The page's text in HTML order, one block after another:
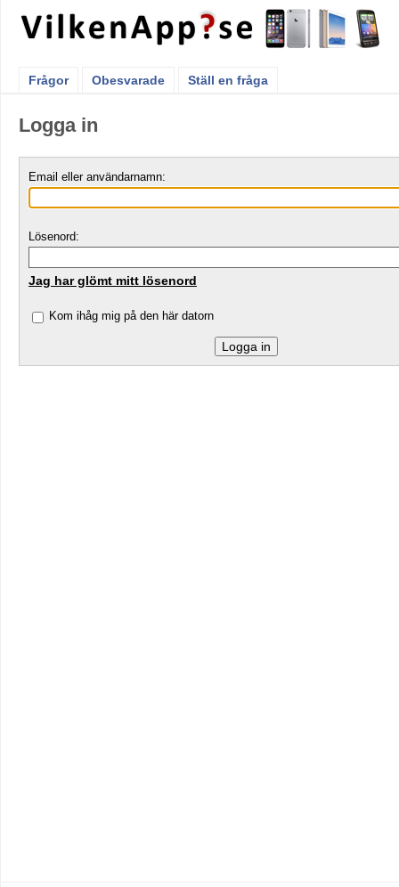
Frågor Obesvarade Ställ en fråga
Logga in
Email eller användarnamn:
Lösenord:
Jag har glömt mitt lösenord
Kom ihåg mig på den här datorn